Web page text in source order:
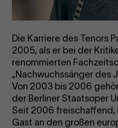
Die Karriere des Tenors
2005, als er bei der
renommierten
„Nachwuchssänger des
Von 2003 bis 2006
der Berliner Staatsoper
Seit 2006 freischaffend,
Gast an den großen